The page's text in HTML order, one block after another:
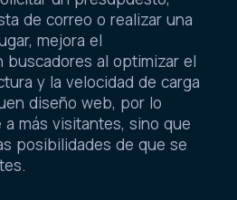
de correo o realizar una
mejora el
buscadores al optimizar el
y la velocidad de carga
diseño web, por lo
más visitantes, sino que
posibilidades de que se